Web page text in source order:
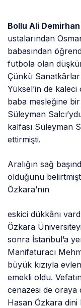
Bollu Ali
ustalarından
babasından
futbola olan
Çünkü Sanatkârlar
Yüksel’in de kaleci
baba mesleğine
Süleyman
kalfası Süleyman
ettirmişti.
Aralığın sağ
olduğunu
Özkara’nın
eskici dükkânı
Özkara
sonra İstanbul’a
Manifaturacı
büyük kızıyla
emekli oldu.
cenazesi de oraya
Hasan Özkara